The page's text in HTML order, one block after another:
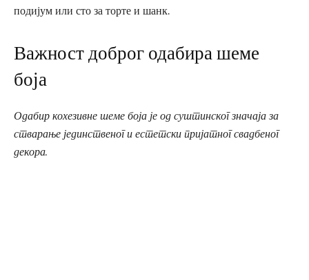
подијум или сто за торте и шанк.
Важност доброг одабира шеме
боја
Одабир кохезивне шеме боја је од суштинског значаја за
стварање јединственог и естетски пријатног свадбеног
декора.